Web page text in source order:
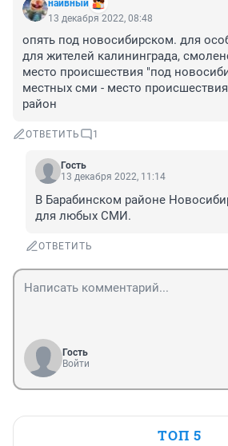
наивный
13 декабря 2022, 08:48
опять под новосибирском. для
для жителей калининграда,
место происшествия "под
местных сми - место
район
ОТВЕТИТЬ 1
Гость
13 декабря 2022, 11:14
В Барабинском районе
для любых СМИ.
ОТВЕТИТЬ
Гость
Войти
ТОП 5